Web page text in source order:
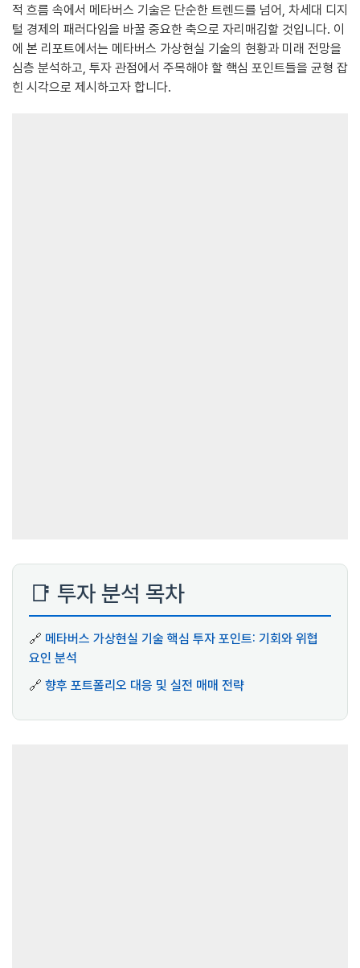
적 흐름 속에서 메타버스 기술은 단순한 트렌드를 넘어, 차세대 디지
털 경제의 패러다임을 바꿀 중요한 축으로 자리매김할 것입니다. 이
에 본 리포트에서는 메타버스 가상현실 기술의 현황과 미래 전망을
심층 분석하고, 투자 관점에서 주목해야 할 핵심 포인트들을 균형 잡
힌 시각으로 제시하고자 합니다.
📑 투자 분석 목차
🔗 메타버스 가상현실 기술 핵심 투자 포인트: 기회와 위협
요인 분석
🔗 향후 포트폴리오 대응 및 실전 매매 전략